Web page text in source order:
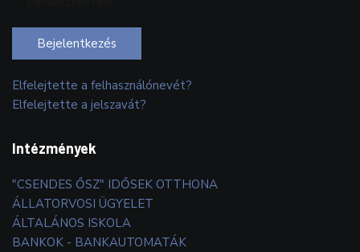
Bejelentkezés
Elfelejtette a felhasználónevét?
Elfelejtette a jelszavát?
Intézmények
"CSENDES ŐSZ" IDŐSEK OTTHONA
ÁLLATORVOSI ÜGYELET
ÁLTALÁNOS ISKOLA
BANKOK - BANKAUTOMATÁK